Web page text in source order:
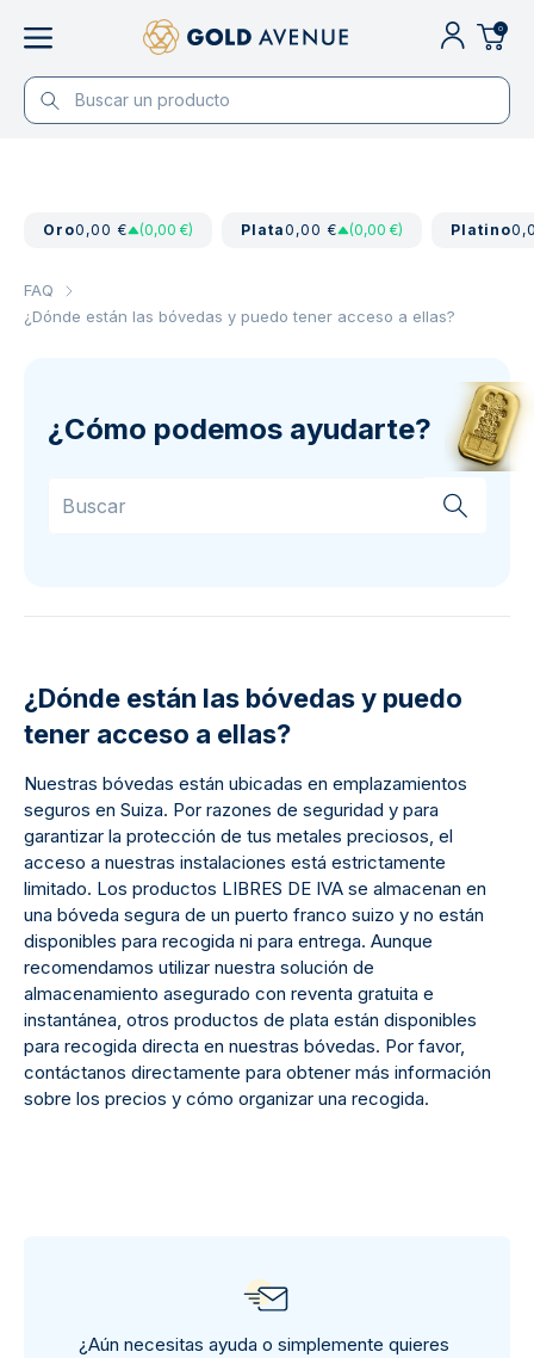
0
Oro0,00 € (0,00 €) Plata0,00 € (0,00 €) Platino
FAQ
¿Dónde están las bóvedas y puedo tener acceso a ellas?
¿Cómo podemos ayudarte?
¿Dónde están las bóvedas y puedo
tener acceso a ellas?
Nuestras bóvedas están ubicadas en emplazamientos
seguros en Suiza. Por razones de seguridad y para
garantizar la protección de tus metales preciosos, el
acceso a nuestras instalaciones está estrictamente
limitado. Los productos LIBRES DE IVA se almacenan en
una bóveda segura de un puerto franco suizo y no están
disponibles para recogida ni para entrega. Aunque
recomendamos utilizar nuestra solución de
almacenamiento asegurado con reventa gratuita e
instantánea, otros productos de plata están disponibles
para recogida directa en nuestras bóvedas. Por favor,
contáctanos directamente para obtener más información
sobre los precios y cómo organizar una recogida.
¿Aún necesitas ayuda o simplemente quieres